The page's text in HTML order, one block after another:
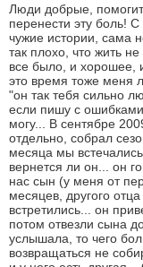
Люди добрые,
перенести эту боль!
чужие истории, сама
так плохо, что жить
все было, и хорошее,
это время тоже меня
"он так тебя сильно
если пишу с
могу... В сентябре
отдельно, собрал
месяца мы
вернется ли он... он
нас сын (у меня от
месяцев, другого
встретились... он
потом отвезли сына
услышала, то чего
возвращаться не